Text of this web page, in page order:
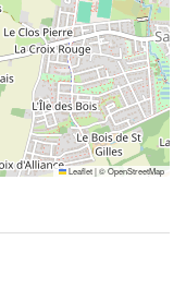
Leaflet|©OpenStreetMap